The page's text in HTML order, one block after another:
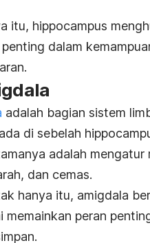
itu, hippocampus
penting dalam
adalah bagian sistem
di sebelah
adalah
dan cemas.
hanya itu, amigdala
memainkan peran